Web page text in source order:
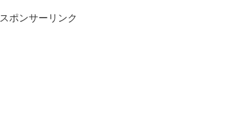
スポンサーリンク